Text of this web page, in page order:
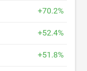
+70.2%
+52.4%
+51.8%